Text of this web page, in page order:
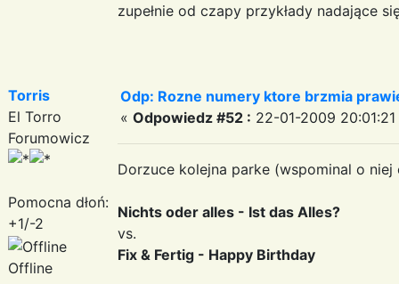
zupełnie od czapy przykłady nadające
Torris
El Torro
Forumowicz
Pomocna dłoń:
+1/-2
Offline
Odp: Rozne numery ktore brzmia
« Odpowiedz #52 : 22-01-2009 20:01:21
Dorzuce kolejna parke (wspominal o niej
Nichts oder alles - Ist das Alles?
vs.
Fix & Fertig - Happy Birthday